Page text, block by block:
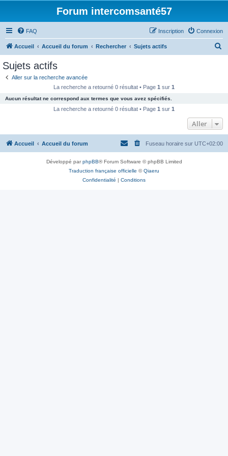
Forum intercomsanté57
FAQ Connexion
Inscription
Accueil Accueil du forum Rechercher Sujets actifs
c
e
Sujets actifs
Aller sur la recherche avancée
La recherche a retourné 0 résultat • Page 1 sur 1
Aucun résultat ne correspond aux termes que vous avez spécifiés.
La recherche a retourné 0 résultat • Page 1 sur 1
Aller
Accueil Accueil du forum Fuseau horaire sur UTC+02:00
Développé parphpBB® Forum Software © phpBB Limited
Traduction française officielle ©Qiaeru
Confidentialité | Conditions